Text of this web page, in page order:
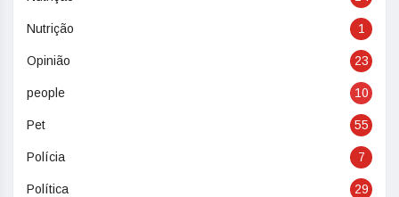
Nutrição 1
Opinião 23
people 10
Pet 55
Polícia 7
Política 29